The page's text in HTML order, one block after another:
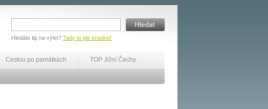
Hledáte tip na výlet? Tady to jde snadno!
Cestou po památkách TOP Jižní Čechy